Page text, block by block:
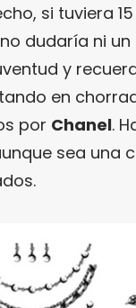
si tuviera
dudaría ni
y
en
por Chanel.
sea una